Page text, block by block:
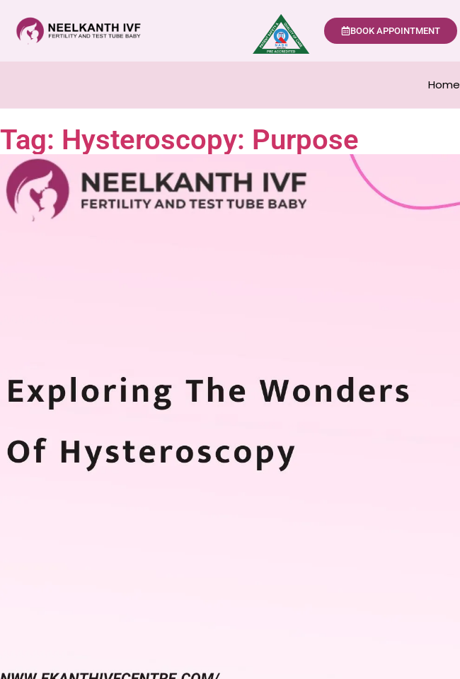
BOOK APPOINTMENT
Home
Tag: Hysteroscopy: Purpose